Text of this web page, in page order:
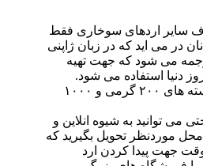
سایر اردهای سوخاری فقط
در می اید که در زبان ژاپنی
می شود که جهت تهیه
دنیا استفاده می شود.
پودرهای سوخاری پانکو در بسته های ۲۰۰ گرمی و ۱۰۰۰
می توانید به شیوه انلاین و
محل موردنظر تحویل بگیرید که
جهت پیدا کردن ارد